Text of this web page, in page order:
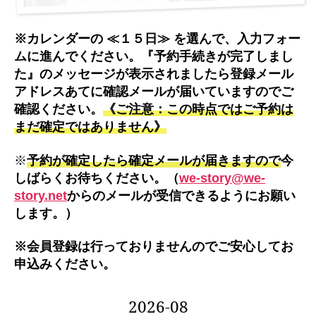
※カレンダーの ≪１５日≫ を選んで、入力フォー
ムに進んでください。『予約手続きが完了しまし
た』のメッセージが表示されましたら登録メール
アドレスあてに確認メールが届いていますのでご
確認ください。 《ご注意：この時点ではご予約は
まだ確定ではありません》
※予約が確定したら確定メールが届きますので今
しばらくお待ちください。（we-story@we-
story.netからのメールが受信できるようにお願い
します。）
※会員登録は行っておりませんのでご安心してお
申込みください。
2026-08